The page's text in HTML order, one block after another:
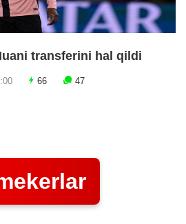
transferini hal qildi
66 47